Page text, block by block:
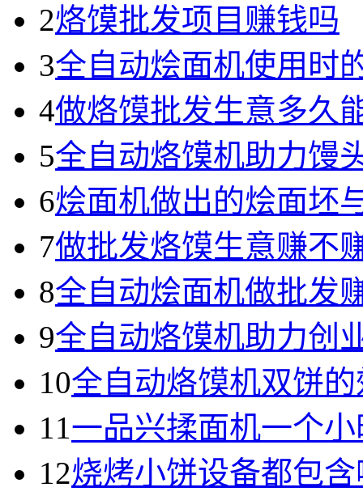
2烙馍批发项目赚钱吗
3全自动烩面机使用时
4做烙馍批发生意多久
5全自动烙馍机助力馒
6烩面机做出的烩面坯
7做批发烙馍生意赚不
8全自动烩面机做批发
9全自动烙馍机助力创
10全自动烙馍机双饼
11一品兴揉面机一个
12烧烤小饼设备都包